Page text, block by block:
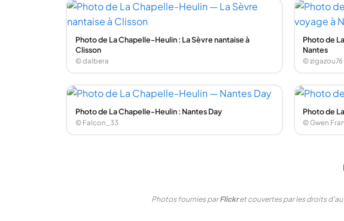
Photo de La Chapelle-Heulin : La Sèvre nantaise à
Clisson
© dalbera
Photo de
Nantes
© zigazou76
Photo de La Chapelle-Heulin : Nantes Day
© Falcon_33
Photo de
© Gwen Fran
Photos fournies parFlickret couvertes par les droits